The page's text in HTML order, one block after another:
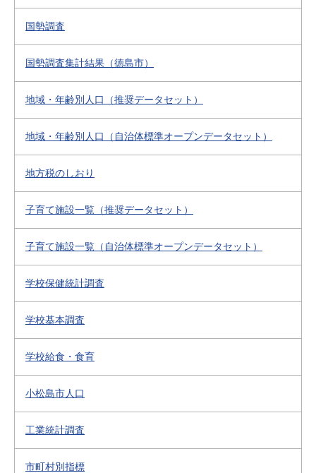
国勢調査
国勢調査集計結果（徳島市）
地域・年齢別人口（推奨データセット）
地域・年齢別人口（自治体標準オープンデータセット）
地方税のしおり
子育て施設一覧（推奨データセット）
子育て施設一覧（自治体標準オープンデータセット）
学校保健統計調査
学校基本調査
学校給食・食育
小松島市人口
工業統計調査
市町村別指標